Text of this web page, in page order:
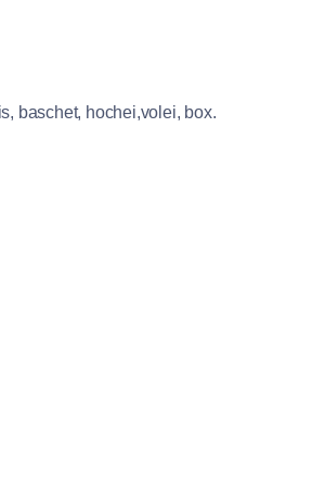
baschet, hochei,volei, box.